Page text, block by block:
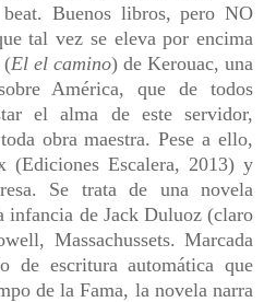
Buenos libros, pero NO
tal vez se eleva por encima
(El el camino) de Kerouac, una
América, que de todos
el alma de este servidor,
obra maestra. Pese a ello,
(Ediciones Escalera, 2013) y
Se trata de una novela
infancia de Jack Duluoz (claro
Massachussets. Marcada
de escritura automática que
de la Fama, la novela narra